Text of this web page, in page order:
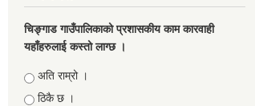
चिङ्गाड गाउँपालिकाको प्रशासकीय काम कारवाही
यहाँहरुलाई कस्तो लाग्छ ।
Choices
अति राम्रो ।
ठिकै छ ।